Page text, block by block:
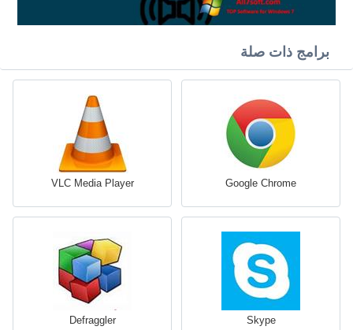
برامج ذات صلة
Google Chrome
VLC Media Player
Skype
Defraggler